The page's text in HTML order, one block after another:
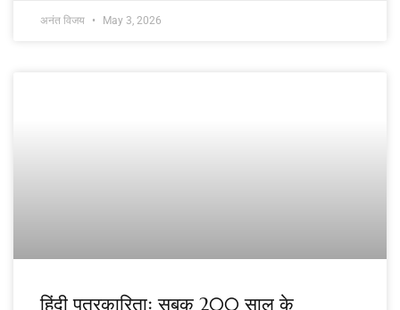
अनंत विजय May 3, 2026
हिंदी पत्रकारिताः सबक 200 साल के